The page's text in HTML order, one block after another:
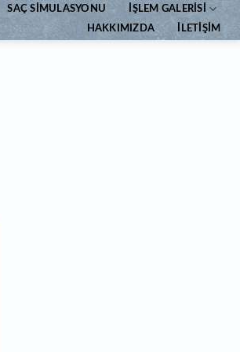
SAÇ SIMULASYONU İŞLEM GALERISI
HAKKIMIZDA İLETIŞIM